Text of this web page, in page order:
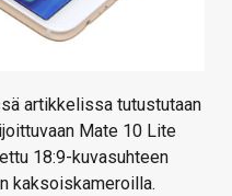
artikkelissa tutustutaan
Mate 10 Lite
18:9-kuvasuhteen
kaksoiskameroilla.